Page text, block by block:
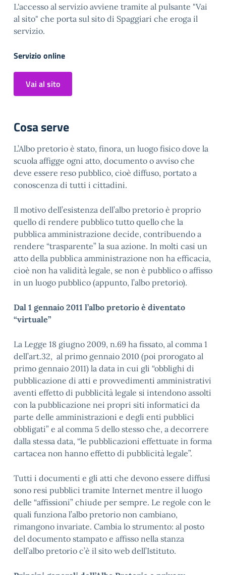
L'accesso al servizio avviene tramite al pulsante "Vai
al sito" che porta sul sito di Spaggiari che eroga il
servizio.
Servizio online
Vai al sito
Cosa serve
L’Albo pretorio è stato, finora, un luogo fisico dove la
scuola affigge ogni atto, documento o avviso che
deve essere reso pubblico, cioè diffuso, portato a
conoscenza di tutti i cittadini.
Il motivo dell’esistenza dell’albo pretorio è proprio
quello di rendere pubblico tutto quello che la
pubblica amministrazione decide, contribuendo a
rendere “trasparente” la sua azione. In molti casi un
atto della pubblica amministrazione non ha efficacia,
cioè non ha validità legale, se non è pubblico o affisso
in un luogo pubblico (appunto, l’albo pretorio).
Dal 1 gennaio 2011 l’albo pretorio è diventato
“virtuale”
La Legge 18 giugno 2009, n.69 ha fissato, al comma 1
dell’art.32, al primo gennaio 2010 (poi prorogato al
primo gennaio 2011) la data in cui gli “obblighi di
pubblicazione di atti e provvedimenti amministrativi
aventi effetto di pubblicità legale si intendono assolti
con la pubblicazione nei propri siti informatici da
parte delle amministrazioni e degli enti pubblici
obbligati” e al comma 5 dello stesso che, a decorrere
dalla stessa data, “le pubblicazioni effettuate in forma
cartacea non hanno effetto di pubblicità legale”.
Tutti i documenti e gli atti che devono essere diffusi
sono resi pubblici tramite Internet mentre il luogo
delle “affissioni” chiude per sempre. Le regole con le
quali funziona l’albo pretorio non cambiano,
rimangono invariate. Cambia lo strumento: al posto
del documento stampato e affisso nella stanza
dell’albo pretorio c’è il sito web dell’Istituto.